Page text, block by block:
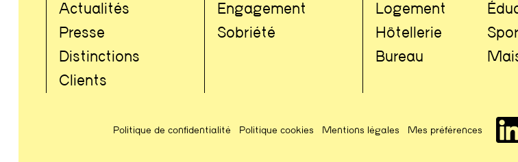
Actualités
Presse
Distinctions
Clients
Engagement
Sobriété
Logement
Hôtellerie
Bureau
Politique de confidentialité Politique cookies Mentions légales Mes préférences